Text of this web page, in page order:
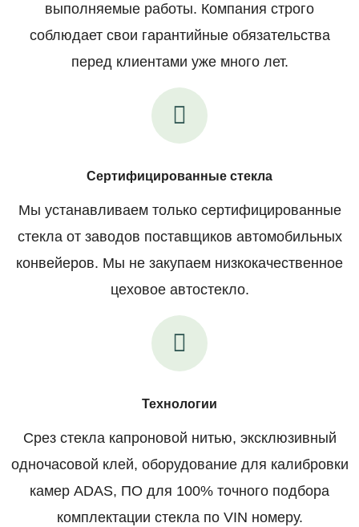
выполняемые работы. Компания строго
соблюдает свои гарантийные обязательства
перед клиентами уже много лет.
Сертифицированные стекла
Мы устанавливаем только сертифицированные
стекла от заводов поставщиков автомобильных
конвейеров. Мы не закупаем низкокачественное
цеховое автостекло.
Технологии
Срез стекла капроновой нитью, эксклюзивный
одночасовой клей, оборудование для калибровки
камер ADAS, ПО для 100% точного подбора
комплектации стекла по VIN номеру.